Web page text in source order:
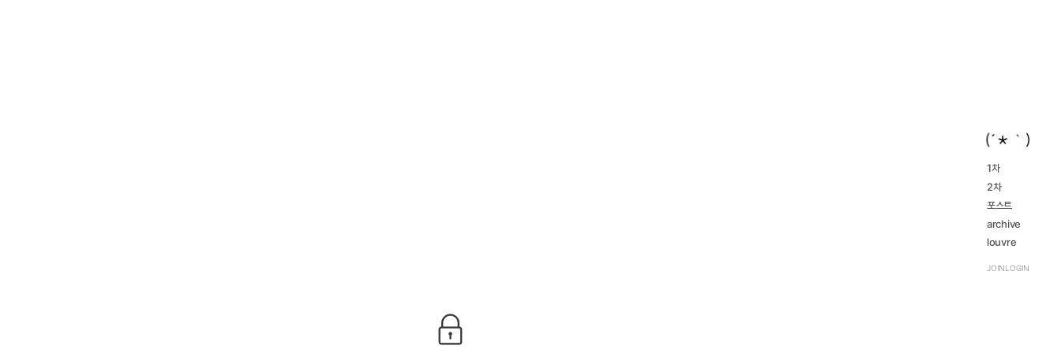
1차
navigate_next2016...
navigate_next 2023...
2차
navigate_next2016...
2023...
포스트
archive
navigate_nextreview
louvre
JOINLOGIN